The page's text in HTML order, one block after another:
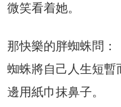
微笑看着她。
那快樂的胖蜘蛛問
蜘蛛將自己人生短暫
邊用紙巾抹鼻子。